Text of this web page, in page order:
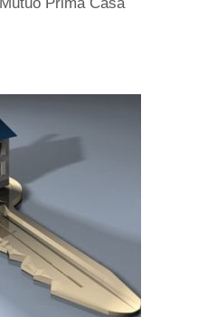
Mutuo Prima Casa